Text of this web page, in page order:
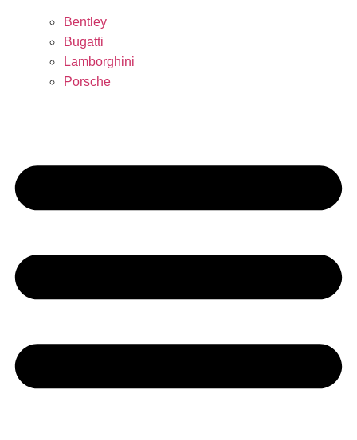
Bentley
Bugatti
Lamborghini
Porsche